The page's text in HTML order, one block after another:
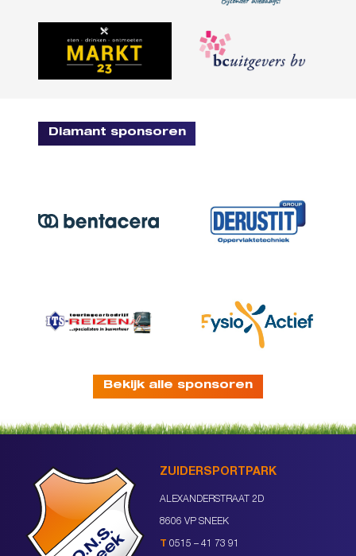
Diamant sponsoren
Bekijk alle sponsoren
ZUIDERSPORTPARK
ALEXANDERSTRAAT 2D
8606 VP SNEEK
T 0515 – 41 73 91